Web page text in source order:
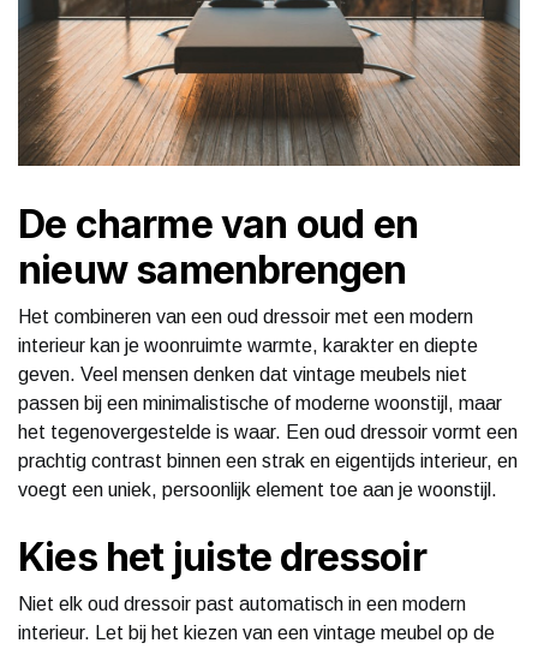
De charme van oud en
nieuw samenbrengen
Het combineren van een oud dressoir met een modern
interieur kan je woonruimte warmte, karakter en diepte
geven. Veel mensen denken dat vintage meubels niet
passen bij een minimalistische of moderne woonstijl, maar
het tegenovergestelde is waar. Een oud dressoir vormt een
prachtig contrast binnen een strak en eigentijds interieur, en
voegt een uniek, persoonlijk element toe aan je woonstijl.
Kies het juiste dressoir
Niet elk oud dressoir past automatisch in een modern
interieur. Let bij het kiezen van een vintage meubel op de